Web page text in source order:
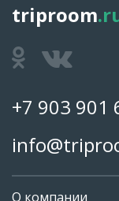
triproom
+7 903 901
О компании